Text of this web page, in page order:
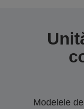
Modelele